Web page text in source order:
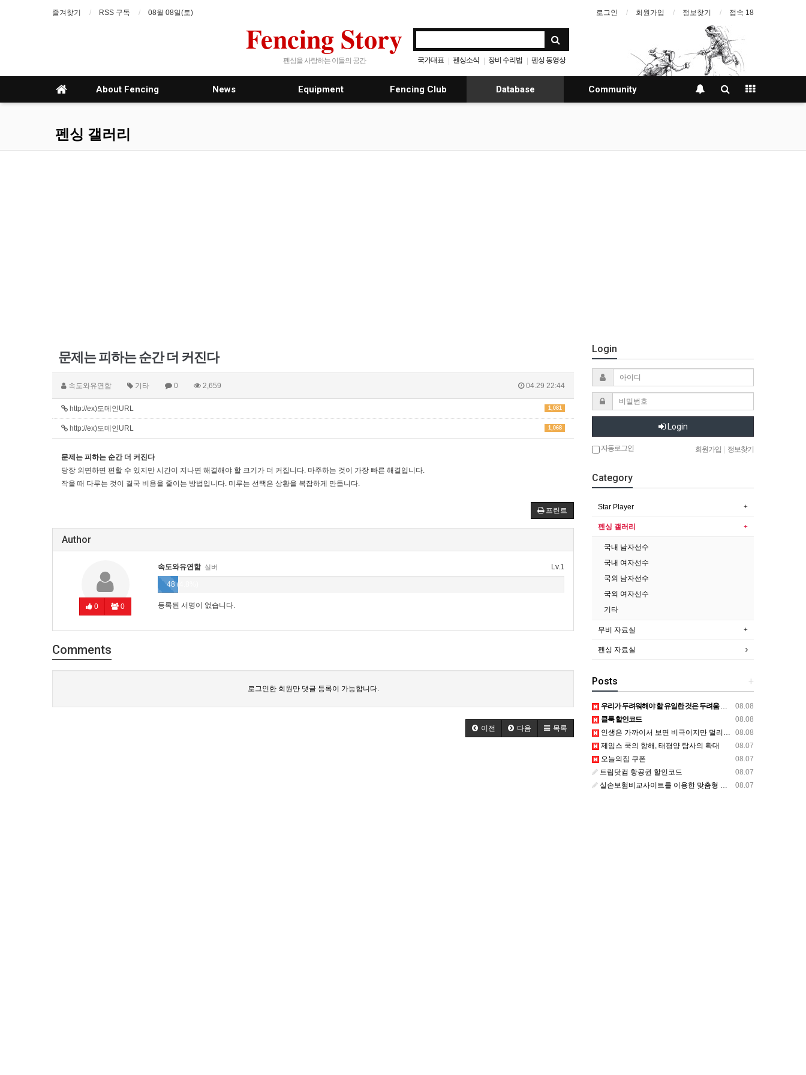
즐겨찾기 RSS 구독 08월 08일(토) 로그인 회원가입 정보찾기 접속 18
Fencing Story
펜싱을 사랑하는 이들의 공간 국가대표 | 펜싱소식 | 장비 수리법 | 펜싱 동영상
About Fencing News Equipment Fencing Club Database Community
펜싱 갤러리
문제는 피하는 순간 더 커진다
속도와유연함 기타 0 2,659 04.29 22:44
1,081
http://ex)도메인URL
1,068
http://ex)도메인URL
문제는 피하는 순간 더 커진다
당장 외면하면 편할 수 있지만 시간이 지나면 해결해야 할 크기가 더 커집니다. 마주하는 것이 가장 빠른 해결입니다.
작을 때 다루는 것이 결국 비용을 줄이는 방법입니다. 미루는 선택은 상황을 복잡하게 만듭니다.
프린트
Author
0 0
Lv.1
속도와유연함 실버
48 (4.8%)
등록된 서명이 없습니다.
Comments
로그인한 회원만 댓글 등록이 가능합니다.
이전 다음 목록
Login
Login
자동로그인 회원가입 정보찾기
Category
Star Player
펜싱 갤러리
국내 남자선수
국내 여자선수
국외 남자선수
국외 여자선수
기타
무비 자료실
펜싱 자료실
+
Posts
08.08
우리가 두려워해야 할 유일한 것은 두려움 그 자체다
08.08
클룩 할인코드
08.08
인생은 가까이서 보면 비극이지만 멀리서 보면 희극이다
08.07
제임스 쿡의 항해, 태평양 탐사의 확대
08.07
오늘의집 쿠폰
08.07
트립닷컴 항공권 할인코드
08.07
실손보험비교사이트를 이용한 맞춤형 보험 설계